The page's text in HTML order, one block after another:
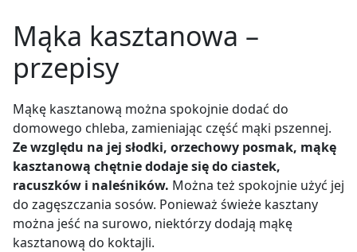
Mąka kasztanowa –
przepisy
Mąkę kasztanową można spokojnie dodać do
domowego chleba, zamieniając część mąki pszennej.
Ze względu na jej słodki, orzechowy posmak, mąkę
kasztanową chętnie dodaje się do ciastek,
racuszków i naleśników. Można też spokojnie użyć jej
do zagęszczania sosów. Ponieważ świeże kasztany
można jeść na surowo, niektórzy dodają mąkę
kasztanową do koktajli.